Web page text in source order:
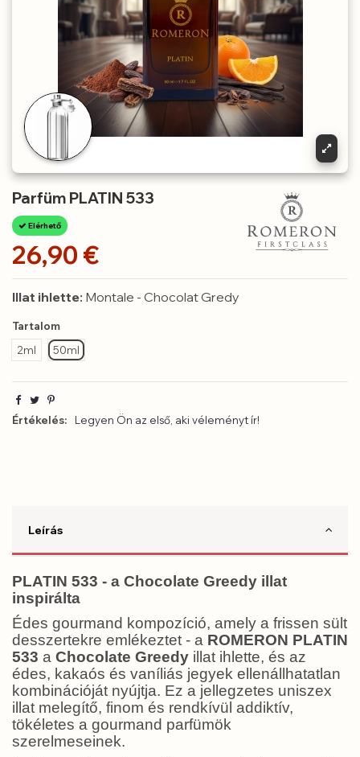
Parfüm PLATIN 533
Elérhető
26,90 €
Illat ihlette: Montale - Chocolat Gredy
Tartalom
2ml
50ml
Értékelés: Legyen Ön az első, aki véleményt ír!
Leírás
PLATIN 533 - a Chocolate Greedy illat
inspirálta
Édes gourmand kompozíció, amely a frissen sült
desszertekre emlékeztet - a ROMERON PLATIN
533 a Chocolate Greedy illat ihlette, és az
édes, kakaós és vaníliás jegyek ellenállhatatlan
kombinációját nyújtja. Ez a jellegzetes uniszex
illat melegítő, finom és rendkívül addiktív,
tökéletes a gourmand parfümök
szerelmeseinek.